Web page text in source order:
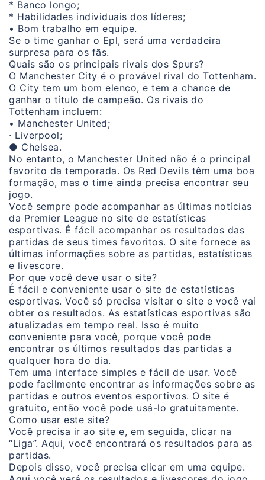
* Banco longo;
* Habilidades individuais dos líderes;
• Bom trabalho em equipe.
Se o time ganhar o Epl, será uma verdadeira
surpresa para os fãs.
Quais são os principais rivais dos Spurs?
O Manchester City é o provável rival do Tottenham.
O City tem um bom elenco, e tem a chance de
ganhar o título de campeão. Os rivais do
Tottenham incluem:
• Manchester United;
· Liverpool;
● Chelsea.
No entanto, o Manchester United não é o principal
favorito da temporada. Os Red Devils têm uma boa
formação, mas o time ainda precisa encontrar seu
jogo.
Você sempre pode acompanhar as últimas notícias
da Premier League no site de estatísticas
esportivas. É fácil acompanhar os resultados das
partidas de seus times favoritos. O site fornece as
últimas informações sobre as partidas, estatísticas
e livescore.
Por que você deve usar o site?
É fácil e conveniente usar o site de estatísticas
esportivas. Você só precisa visitar o site e você vai
obter os resultados. As estatísticas esportivas são
atualizadas em tempo real. Isso é muito
conveniente para você, porque você pode
encontrar os últimos resultados das partidas a
qualquer hora do dia.
Tem uma interface simples e fácil de usar. Você
pode facilmente encontrar as informações sobre as
partidas e outros eventos esportivos. O site é
gratuito, então você pode usá-lo gratuitamente.
Como usar este site?
Você precisa ir ao site e, em seguida, clicar na
“Liga”. Aqui, você encontrará os resultados para as
partidas.
Depois disso, você precisa clicar em uma equipe.